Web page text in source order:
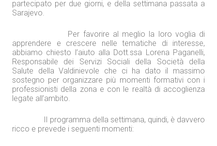
partecipato per due giorni, e della settimana passata a
Sarajevo.
Per favorire al meglio la loro voglia di
apprendere e crescere nelle tematiche di interesse,
abbiamo chiesto l’aiuto alla Dott.ssa Lorena Paganelli,
Responsabile dei Servizi Sociali della Società della
Salute della Valdinievole che ci ha dato il massimo
sostegno per organizzare più momenti formativi con i
professionisti della zona e con le realtà di accoglienza
legate all’ambito.
Il programma della settimana, quindi, è davvero
ricco e prevede i seguenti momenti: